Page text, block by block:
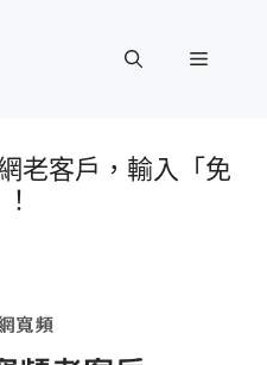
選
老客戶，輸入「免